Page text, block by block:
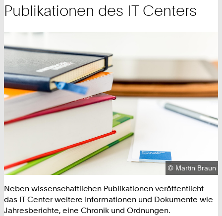
Publikationen des IT Centers
Urheberrecht:
© Martin Braun
Neben wissenschaftlichen Publikationen veröffentlicht
das IT Center weitere Informationen und Dokumente wie
Jahresberichte, eine Chronik und Ordnungen.